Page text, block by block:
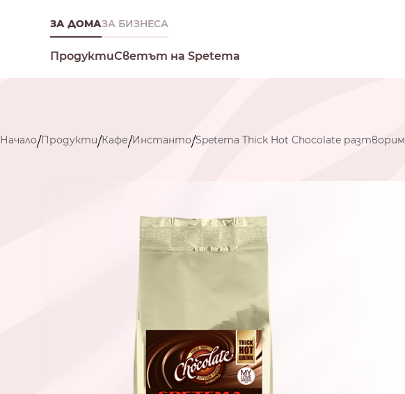
ЗА ДОМАЗА БИЗНЕСА
ПродуктиСветът на Spetema
Начало/Продукти/Кафе/Инстанто/Spetema Thick Hot Chocolate разтворим